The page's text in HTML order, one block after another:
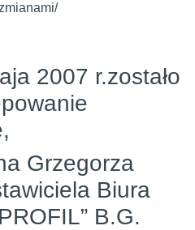
2007 r.zostało
Grzegorza
Biura
B.G.